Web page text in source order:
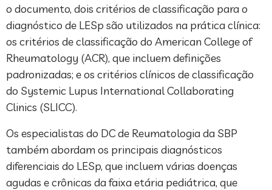
o documento, dois critérios de classificação para o
diagnóstico de LESp são utilizados na prática clínica:
os critérios de classificação do American College of
Rheumatology (ACR), que incluem definições
padronizadas; e os critérios clínicos de classificação
do Systemic Lupus International Collaborating
Clinics (SLICC).
Os especialistas do DC de Reumatologia da SBP
também abordam os principais diagnósticos
diferenciais do LESp, que incluem várias doenças
agudas e crônicas da faixa etária pediátrica, que